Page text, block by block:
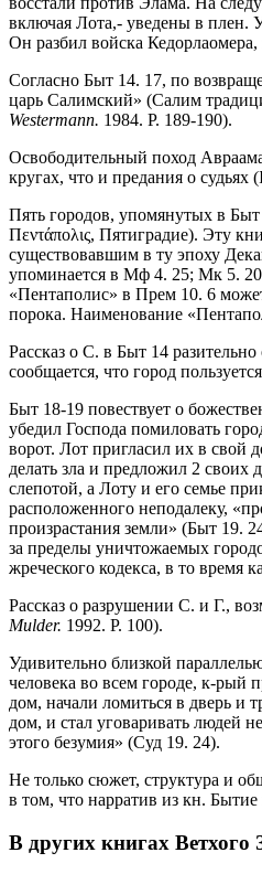
включая Лота,- уведены в плен.
Он разбил войска
Согласно Быт 14. 17, по
царь Салимский» (Салим
Westermann. 1984. P. 189-190).
Освободительный поход
кругах, что и предания о судьях
Пять городов, упомянутых в
Πεντάπολις, Пятиградие). Эту
существовавшим в ту эпоху
упоминается в Мф 4. 25; Мк 5.
«Пентаполис» в Прем 10. 6
порока. Наименование
Рассказ о С. в Быт 14
сообщается, что город
Быт 18-19 повествует о
убедил Господа помиловать
ворот. Лот пригласил их в свой
делать зла и предложил 2
слепотой, а Лоту и его семье
расположенного неподалеку,
произрастания земли» (Быт 19.
за пределы уничтожаемых
жреческого кодекса, в то время
Рассказ о разрушении С. и Г.,
Mulder. 1992. P. 100).
Удивительно близкой
человека во всем городе, к-рый
дом, начали ломиться в дверь и
дом, и стал уговаривать людей
этого безумия» (Суд 19. 24).
Не только сюжет, структура и
в том, что нарратив из кн.
В других книгах Ветхого